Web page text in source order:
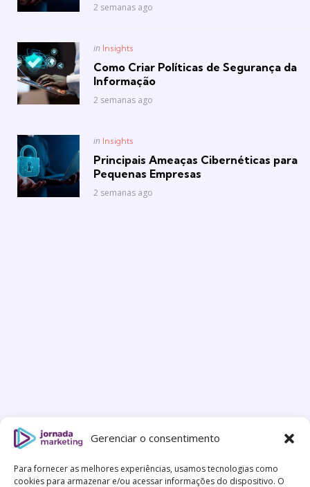
Gerenciar o consentimento
Para fornecer as melhores experiências, usamos tecnologias como
cookies para armazenar e/ou acessar informações do dispositivo. O
2 semanas ago
Posted
in Insights
Como Criar Políticas de Segurança da
Informação
2 semanas ago
Posted
in Insights
Principais Ameaças Cibernéticas para
Pequenas Empresas
2 semanas ago